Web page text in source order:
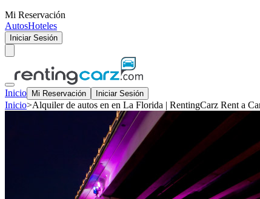
Mi Reservación
AutosHoteles
Iniciar Sesión
Inicio Mi Reservación Iniciar Sesión
Inicio>Alquiler de autos en en La Florida | RentingCarz Rent a